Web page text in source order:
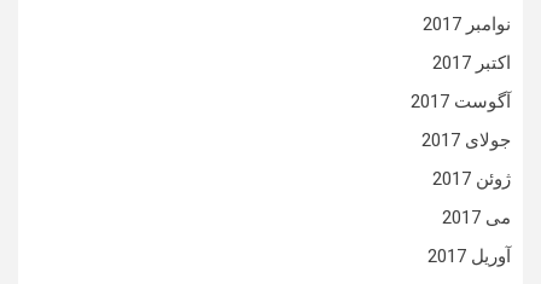
نوامبر 2017
اکتبر 2017
آگوست 2017
جولای 2017
ژوئن 2017
می 2017
آوریل 2017